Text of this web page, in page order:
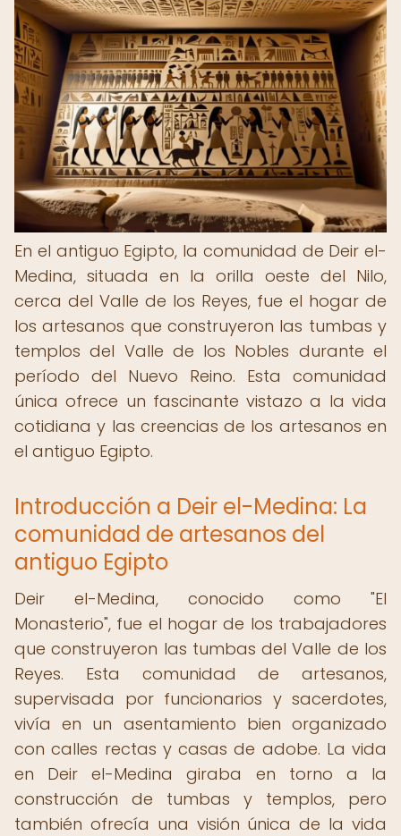
En el antiguo Egipto, la comunidad de Deir el-
Medina, situada en la orilla oeste del Nilo,
cerca del Valle de los Reyes, fue el hogar de
los artesanos que construyeron las tumbas y
templos del Valle de los Nobles durante el
período del Nuevo Reino. Esta comunidad
única ofrece un fascinante vistazo a la vida
cotidiana y las creencias de los artesanos en
el antiguo Egipto.
Introducción a Deir el-Medina: La
comunidad de artesanos del
antiguo Egipto
Deir el-Medina, conocido como "El
Monasterio", fue el hogar de los trabajadores
que construyeron las tumbas del Valle de los
Reyes. Esta comunidad de artesanos,
supervisada por funcionarios y sacerdotes,
vivía en un asentamiento bien organizado
con calles rectas y casas de adobe. La vida
en Deir el-Medina giraba en torno a la
construcción de tumbas y templos, pero
también ofrecía una visión única de la vida